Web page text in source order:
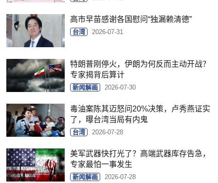
高市早苗感谢各国慰问“独漏赖清德”
台湾 2026-07-31
特朗普刚停火，伊朗为何反而主动开战？
专家揭背后算计
新闻解画 2026-07-30
毒油案陈其迈怒问20%决策，卢秀燕证实
了，曝台湾当局有内鬼
台湾 2026-07-28
美军武器快打光了？高端武器库存告急，
专家最怕一事发生
新闻解画 2026-07-28